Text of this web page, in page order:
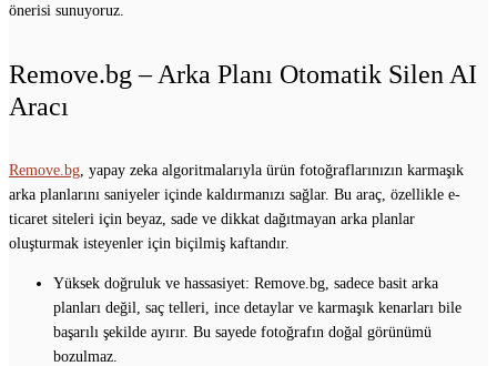
önerisi sunuyoruz.
Remove.bg – Arka Planı Otomatik Silen AI
Aracı
Remove.bg , yapay zeka algoritmalarıyla ürün fotoğraflarınızın karmaşık
arka planlarını saniyeler içinde kaldırmanızı sağlar. Bu araç, özellikle e-
ticaret siteleri için beyaz, sade ve dikkat dağıtmayan arka planlar
oluşturmak isteyenler için biçilmiş kaftandır.
Yüksek doğruluk ve hassasiyet: Remove.bg, sadece basit arka
planları değil, saç telleri, ince detaylar ve karmaşık kenarları bile
başarılı şekilde ayırır. Bu sayede fotoğrafın doğal görünümü
bozulmaz.